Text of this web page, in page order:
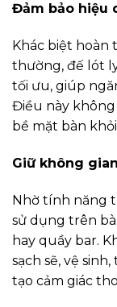
Đảm bảo hiệu
Khác biệt hoàn
thường, đế lót
tối ưu, giúp
Điều này không
bề mặt bàn
Giữ không
Nhờ tính năng
sử dụng trên
hay quầy bar.
sạch sẽ, vệ
tạo cảm giác